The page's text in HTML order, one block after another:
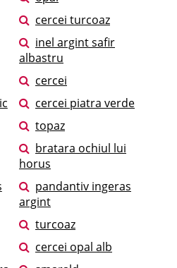
cercei turcoaz
inel argint safir
albastru
cercei
cercei piatra verde
topaz
bratara ochiul lui
horus
pandantiv ingeras
argint
turcoaz
cercei opal alb